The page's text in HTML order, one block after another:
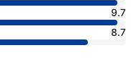
9.7
8.7